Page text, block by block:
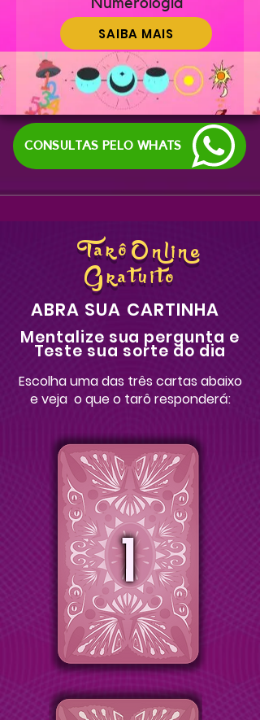
Numerologia
SAIBA MAIS
CONSULTAS PELO WHATS
TarôOnline
Gratuito
ABRA SUA CARTINHA
Mentalize sua pergunta e
Teste sua sorte do dia
Escolha uma das três cartas abaixo
e veja o que o tarô responderá: